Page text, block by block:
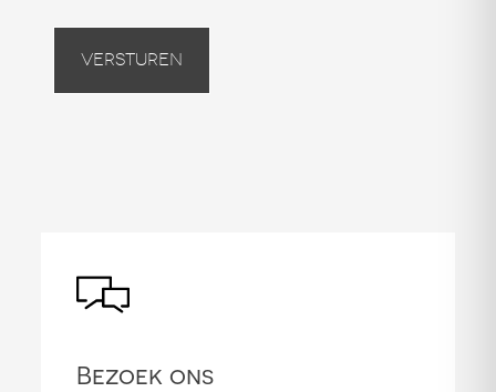
Versturen
Bezoek ons